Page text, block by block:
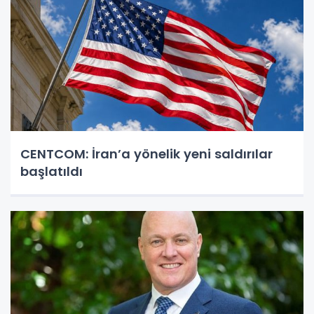
CENTCOM: İran’a yönelik yeni saldırılar
başlatıldı